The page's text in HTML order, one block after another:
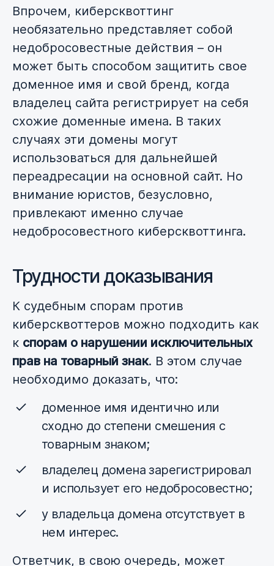
Впрочем, киберсквоттинг
необязательно представляет собой
недобросовестные действия – он
может быть способом защитить свое
доменное имя и свой бренд, когда
владелец сайта регистрирует на себя
схожие доменные имена. В таких
случаях эти домены могут
использоваться для дальнейшей
переадресации на основной сайт. Но
внимание юристов, безусловно,
привлекают именно случае
недобросовестного киберсквоттинга.
Трудности доказывания
К судебным спорам против
киберсквоттеров можно подходить как
к спорам о нарушении исключительных
прав на товарный знак. В этом случае
необходимо доказать, что:
доменное имя идентично или
сходно до степени смешения с
товарным знаком;
владелец домена зарегистрировал
и использует его недобросовестно;
у владельца домена отсутствует в
нем интерес.
Ответчик, в свою очередь, может